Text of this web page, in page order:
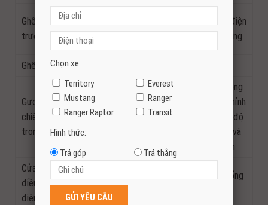
Ghế lái
trước
Chỉnh điện
8 hướng
Ghế sau
Gương
chiếu hậu
trong
Chỉnh tay 2 chế độ ngày và
Tự động
điều chỉnh
2 chế độ
ngày và
đêm
Cửa kính
điều khiển
điện
1 chạm lên xuống tích hợp chức năng chống
Chọn xe:
Territory
Everest
Mustang
Ranger
Ranger Raptor
Transit
Hình thức:
Trả góp
Trả thẳng